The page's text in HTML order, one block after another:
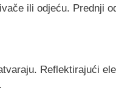
ili odjeću. Prednji
Reflektirajući